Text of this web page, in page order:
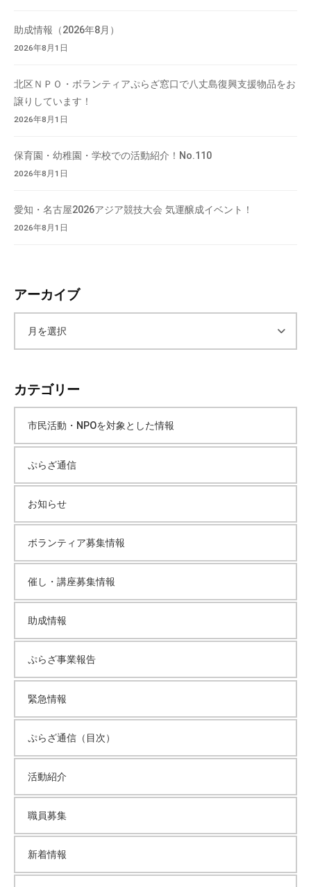
助成情報（2026年8月）
2026年8月1日
北区ＮＰＯ・ボランティアぷらざ窓口で八丈島復興支援物品をお
譲りしています！
2026年8月1日
保育園・幼稚園・学校での活動紹介！No.110
2026年8月1日
愛知・名古屋2026アジア競技大会 気運醸成イベント！
2026年8月1日
アーカイブ
カ
イ
ブ
カテゴリー
市民活動・NPOを対象とした情報
ぷらざ通信
お知らせ
ボランティア募集情報
催し・講座募集情報
助成情報
ぷらざ事業報告
緊急情報
ぷらざ通信（目次）
活動紹介
職員募集
新着情報